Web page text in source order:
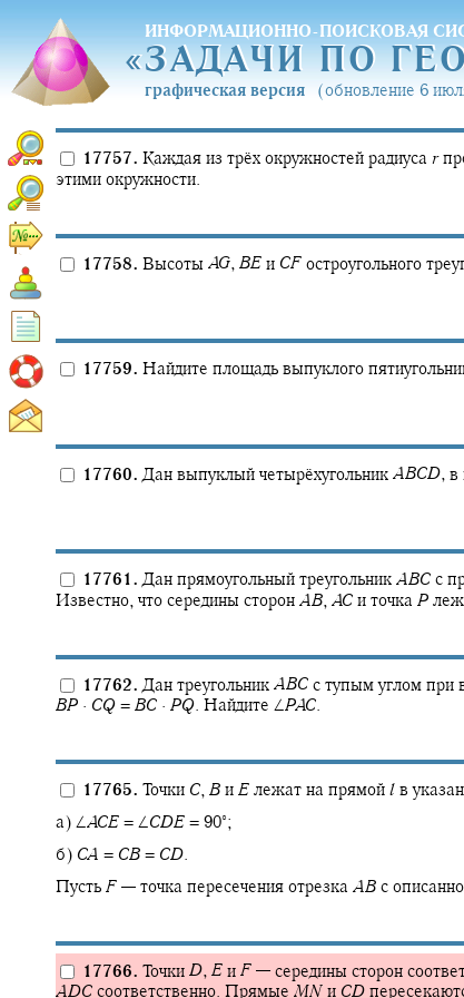
ИНФОРМАЦИОННО-ПОИСКОВАЯ
«ЗАДАЧИ ПО
«ЗАДАЧИ ПО
графическая версия (обновление 6
17757. Каждая из трёх окружностей радиуса r
этими окружности.
17758. Высоты AG, BE и CF остроугольного
17759. Найдите площадь выпуклого
17760. Дан выпуклый четырёхугольник ABCD, в
17761. Дан прямоугольный треугольник ABC с
Известно, что середины сторон AB, AC и точка P
17762. Дан треугольник ABC с тупым углом при
BP · CQ = BC · PQ. Найдите ∠PAC.
17765. Точки C, B и E лежат на прямой l в
а) ∠ACE = ∠CDE = 90‍∘ ;
б) CA = CB = CD.
Пусть F — точка пересечения отрезка AB с
17766. Точки D, E и F — середины сторон
ADC соответственно. Прямые MN и CD